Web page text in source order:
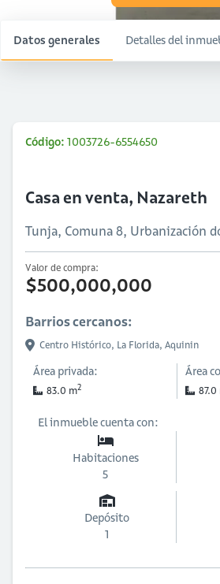
Datos generales Detalles del
Código: 1003726-6554650
Casa en venta, Nazareth
Tunja, Comuna 8, Urbanización
Valor de compra:
$500,000,000
Barrios cercanos:
Centro Histórico, La Florida, Aquinin
Área privada:
83.0 m2
Área
87.0
El inmueble cuenta con:
Habitaciones
5
Depósito
1